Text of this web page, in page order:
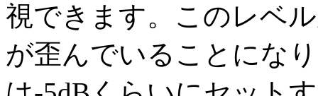
視できます。このレベ
が歪んでいることにな